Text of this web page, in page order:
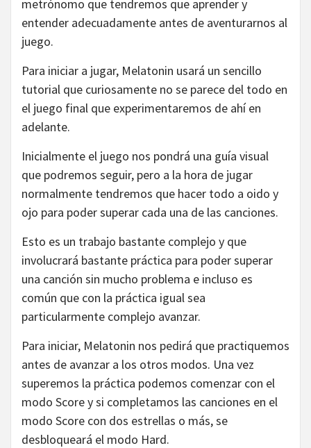
metrónomo que tendremos que aprender y
entender adecuadamente antes de aventurarnos al
juego.
Para iniciar a jugar, Melatonin usará un sencillo
tutorial que curiosamente no se parece del todo en
el juego final que experimentaremos de ahí en
adelante.
Inicialmente el juego nos pondrá una guía visual
que podremos seguir, pero a la hora de jugar
normalmente tendremos que hacer todo a oido y
ojo para poder superar cada una de las canciones.
Esto es un trabajo bastante complejo y que
involucrará bastante práctica para poder superar
una canción sin mucho problema e incluso es
común que con la práctica igual sea
particularmente complejo avanzar.
Para iniciar, Melatonin nos pedirá que practiquemos
antes de avanzar a los otros modos. Una vez
superemos la práctica podemos comenzar con el
modo Score y si completamos las canciones en el
modo Score con dos estrellas o más, se
desbloqueará el modo Hard.